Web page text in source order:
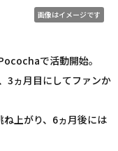
画像はイメージです
で活動開始。
3ヵ月目にしてファンか
上がり、6ヵ月後には